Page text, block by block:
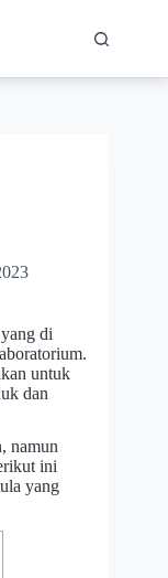
di
untuk
dan
namun
ini
yang